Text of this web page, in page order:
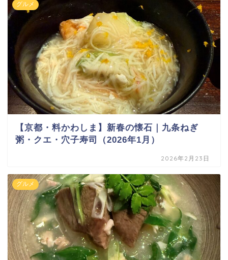
グルメ
【京都・料かわしま】新春の懐石｜九条ねぎ
粥・クエ・穴子寿司（2026年1月）
2026年2月23日
グルメ